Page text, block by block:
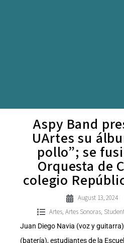
Aspy Band
UArtes su
pollo”; se
Orquesta de
colegio
August 13, 2024
Artes, Artes Sonoras,
Juan Diego Navia (voz y
(batería), estudiantes de la